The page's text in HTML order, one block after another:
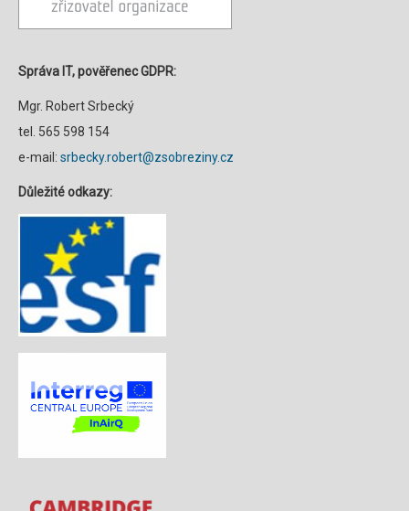
Správa IT, pověřenec GDPR:
Mgr. Robert Srbecký
tel. 565 598 154
e-mail: srbecky.robert@zsobreziny.cz
Důležité odkazy: